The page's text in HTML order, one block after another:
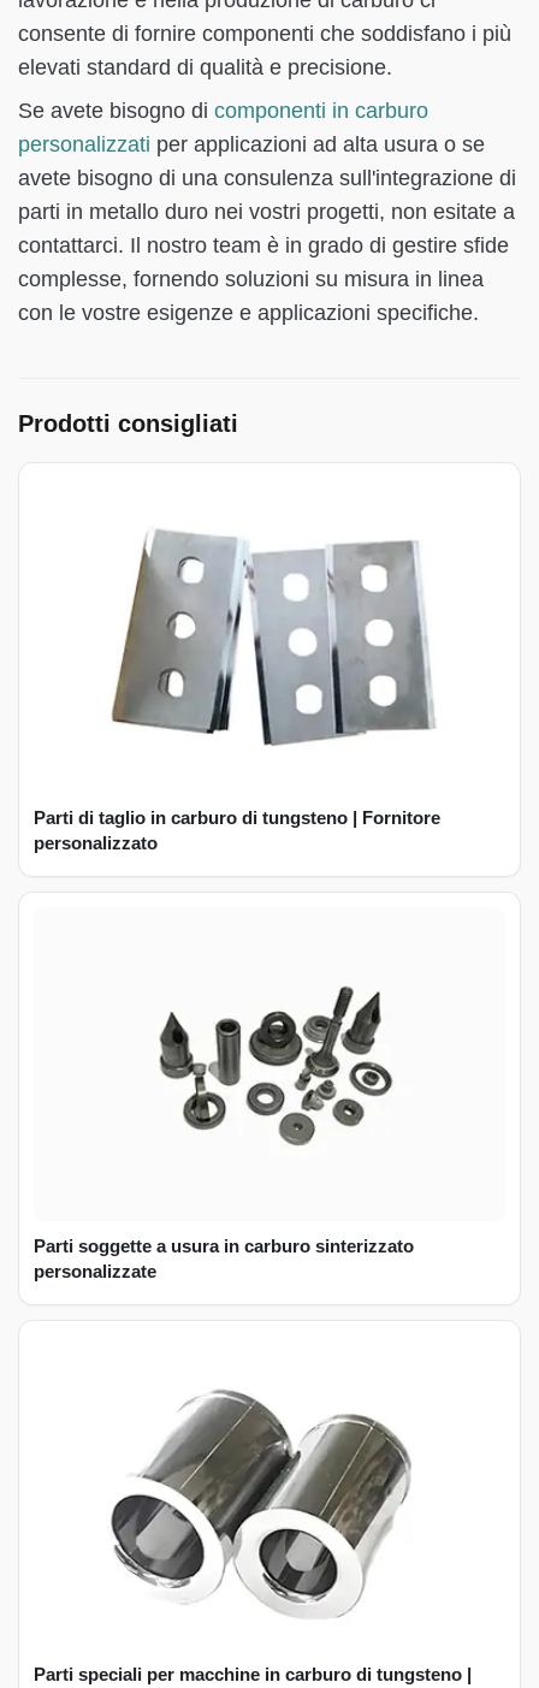
consente di fornire componenti che soddisfano i più
elevati standard di qualità e precisione.
Se avete bisogno di componenti in carburo
personalizzati per applicazioni ad alta usura o se
avete bisogno di una consulenza sull'integrazione di
parti in metallo duro nei vostri progetti, non esitate a
contattarci. Il nostro team è in grado di gestire sfide
complesse, fornendo soluzioni su misura in linea
con le vostre esigenze e applicazioni specifiche.
Prodotti consigliati
Parti di taglio in carburo di tungsteno | Fornitore
personalizzato
Parti soggette a usura in carburo sinterizzato
personalizzate
Parti speciali per macchine in carburo di tungsteno |